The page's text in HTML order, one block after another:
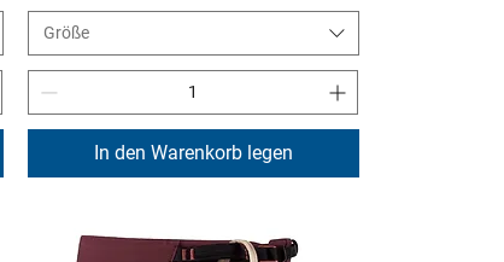
Größe
In den Warenkorb legen